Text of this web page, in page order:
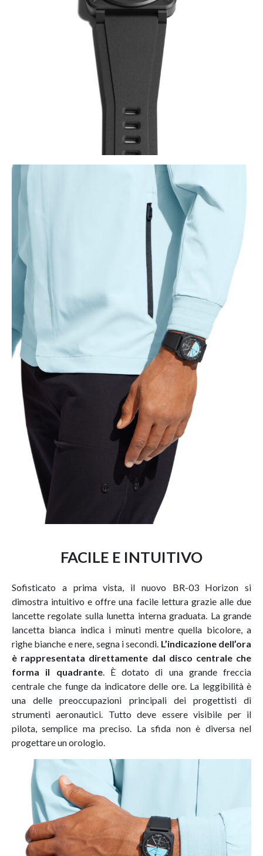
FACILE E INTUITIVO
Sofisticato a prima vista, il nuovo BR-03 Horizon si
dimostra intuitivo e offre una facile lettura grazie alle due
lancette regolate sulla lunetta interna graduata. La grande
lancetta bianca indica i minuti mentre quella bicolore, a
righe bianche e nere, segna i secondi. L’indicazione dell’ora
è rappresentata direttamente dal disco centrale che
forma il quadrante. È dotato di una grande freccia
centrale che funge da indicatore delle ore. La leggibilità è
una delle preoccupazioni principali dei progettisti di
strumenti aeronautici. Tutto deve essere visibile per il
pilota, semplice ma preciso. La sfida non è diversa nel
progettare un orologio.